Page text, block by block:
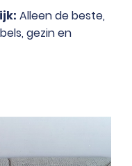
Alleen de beste,
gezin en